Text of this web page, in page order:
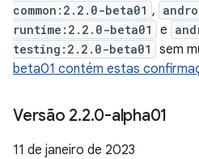
common:2.2.0-beta01 ,
runtime:2.2.0-beta01
e
testing:2.2.0-beta01
sem
beta01 contém estas
Versão 2.2.0-alpha01
11 de janeiro de 2023